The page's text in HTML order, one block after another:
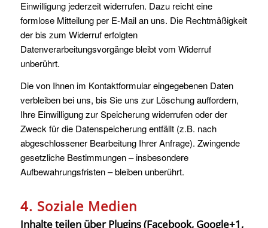
Einwilligung jederzeit widerrufen. Dazu reicht eine
formlose Mitteilung per E-Mail an uns. Die Rechtmäßigkeit
der bis zum Widerruf erfolgten
Datenverarbeitungsvorgänge bleibt vom Widerruf
unberührt.
Die von Ihnen im Kontaktformular eingegebenen Daten
verbleiben bei uns, bis Sie uns zur Löschung auffordern,
Ihre Einwilligung zur Speicherung widerrufen oder der
Zweck für die Datenspeicherung entfällt (z.B. nach
abgeschlossener Bearbeitung Ihrer Anfrage). Zwingende
gesetzliche Bestimmungen – insbesondere
Aufbewahrungsfristen – bleiben unberührt.
4. Soziale Medien
Inhalte teilen über Plugins (Facebook, Google+1,